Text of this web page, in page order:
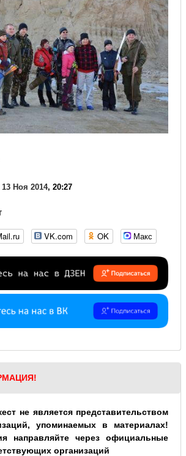
13 Ноя 2014, 20:27
VK.com OK Макс
не является представительством
упоминаемых в материалах!
направляйте через официальные
организаций